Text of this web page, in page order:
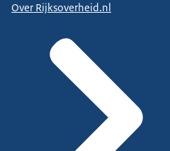
Over Rijksoverheid.nl